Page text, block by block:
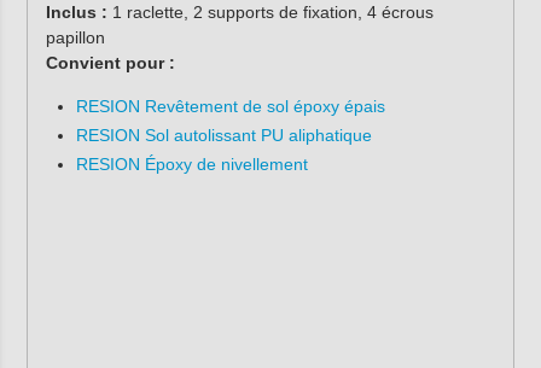
Inclus : 1 raclette, 2 supports de fixation, 4 écrous
papillon
Convient pour :
RESION Revêtement de sol époxy épais
RESION Sol autolissant PU aliphatique
RESION Époxy de nivellement